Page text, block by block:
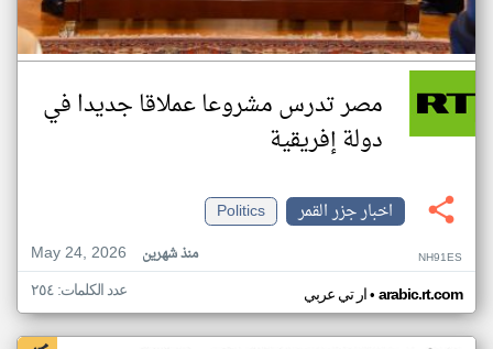
مصر تدرس مشروعا عملاقا جديدا في
دولة إفريقية
اخبار جزر القمر
Politics
May 24, 2026
منذ شهرين NH91ES
ار تي عربي• arabic.rt.com عدد الكلمات: ٢٥٤